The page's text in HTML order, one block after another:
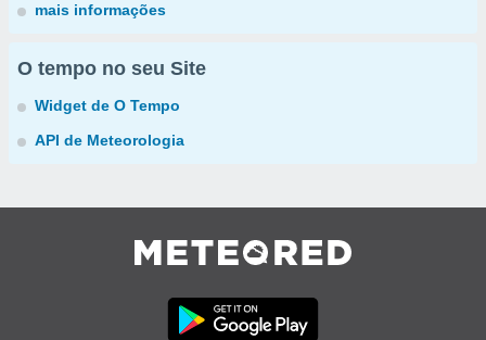
mais informações
O tempo no seu Site
Widget de O Tempo
API de Meteorologia